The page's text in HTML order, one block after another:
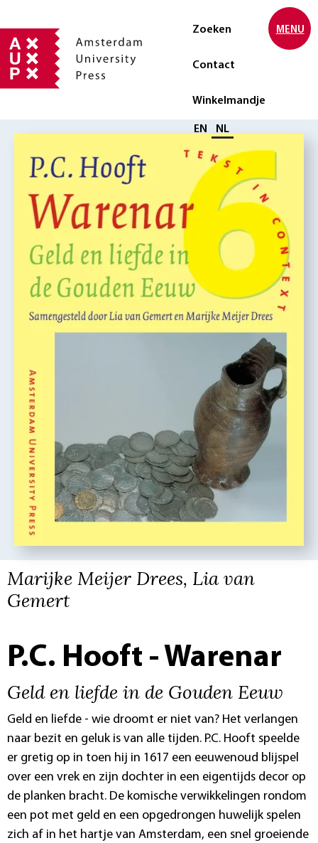
Zoeken
Contact
Winkelmandje
Selecteer taal
EN NL
MENU
Marijke Meijer Drees, Lia van
Gemert
P.C. Hooft - Warenar
Geld en liefde in de Gouden Eeuw
Geld en liefde - wie droomt er niet van? Het verlangen
naar bezit en geluk is van alle tijden. P.C. Hooft speelde
er gretig op in toen hij in 1617 een eeuwenoud blijspel
over een vrek en zijn dochter in een eigentijds decor op
de planken bracht. De komische verwikkelingen rondom
een pot met geld en een opgedrongen huwelijk spelen
zich af in het hartje van Amsterdam, een snel groeiende